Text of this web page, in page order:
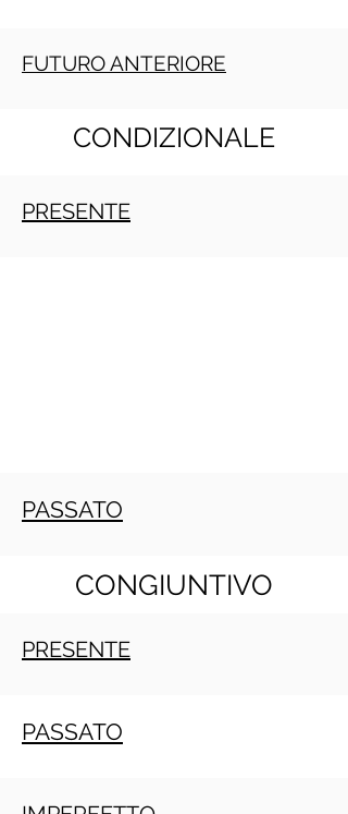
FUTURO ANTERIORE
CONDIZIONALE
PRESENTE
PASSATO
CONGIUNTIVO
PRESENTE
PASSATO